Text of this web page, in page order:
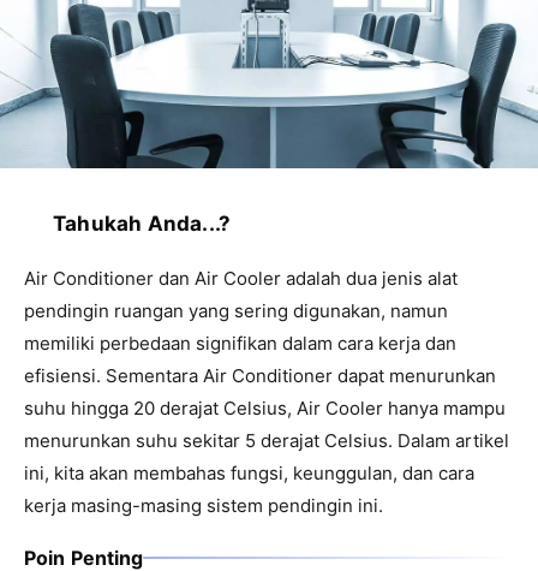
Tahukah Anda...?
Air Conditioner dan Air Cooler adalah dua jenis alat
pendingin ruangan yang sering digunakan, namun
memiliki perbedaan signifikan dalam cara kerja dan
efisiensi. Sementara Air Conditioner dapat menurunkan
suhu hingga 20 derajat Celsius, Air Cooler hanya mampu
menurunkan suhu sekitar 5 derajat Celsius. Dalam artikel
ini, kita akan membahas fungsi, keunggulan, dan cara
kerja masing-masing sistem pendingin ini.
Poin Penting